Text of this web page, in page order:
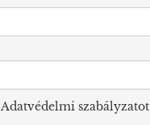
Adatvédelmi szabályzatot